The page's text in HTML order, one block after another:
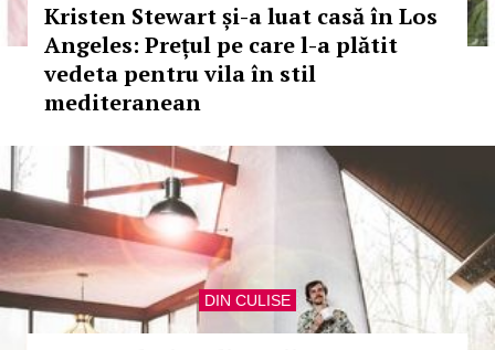
Kristen Stewart și-a luat casă în Los
Angeles: Prețul pe care l-a plătit
vedeta pentru vila în stil
mediteranean
DIN CULISE